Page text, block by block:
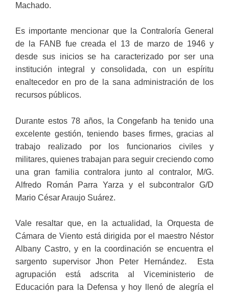
Machado.
Es importante mencionar que la Contraloría General
de la FANB fue creada el 13 de marzo de 1946 y
desde sus inicios se ha caracterizado por ser una
institución integral y consolidada, con un espíritu
enaltecedor en pro de la sana administración de los
recursos públicos.
Durante estos 78 años, la Congefanb ha tenido una
excelente gestión, teniendo bases firmes, gracias al
trabajo realizado por los funcionarios civiles y
militares, quienes trabajan para seguir creciendo como
una gran familia contralora junto al contralor, M/G.
Alfredo Román Parra Yarza y el subcontralor G/D
Mario César Araujo Suárez.
Vale resaltar que, en la actualidad, la Orquesta de
Cámara de Viento está dirigida por el maestro Néstor
Albany Castro, y en la coordinación se encuentra el
sargento supervisor Jhon Peter Hernández. Esta
agrupación está adscrita al Viceministerio de
Educación para la Defensa y hoy llenó de alegría el